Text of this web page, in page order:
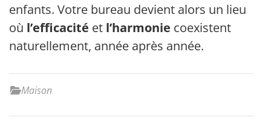
enfants. Votre bureau devient alors un lieu
où l’efficacité et l’harmonie coexistent
naturellement, année après année.
Maison